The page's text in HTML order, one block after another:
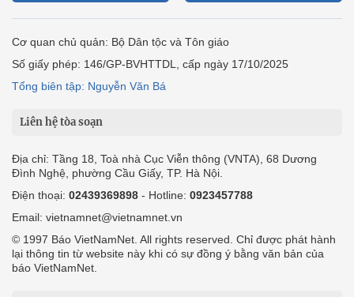
Cơ quan chủ quản: Bộ Dân tộc và Tôn giáo
Số giấy phép: 146/GP-BVHTTDL, cấp ngày 17/10/2025
Tổng biên tập: Nguyễn Văn Bá
Liên hệ tòa soạn
Địa chỉ: Tầng 18, Toà nhà Cục Viễn thông (VNTA), 68 Dương
Đình Nghệ, phường Cầu Giấy, TP. Hà Nội.
Điện thoại: 02439369898 - Hotline: 0923457788
Email: vietnamnet@vietnamnet.vn
© 1997 Báo VietNamNet. All rights reserved. Chỉ được phát hành
lại thông tin từ website này khi có sự đồng ý bằng văn bản của
báo VietNamNet.